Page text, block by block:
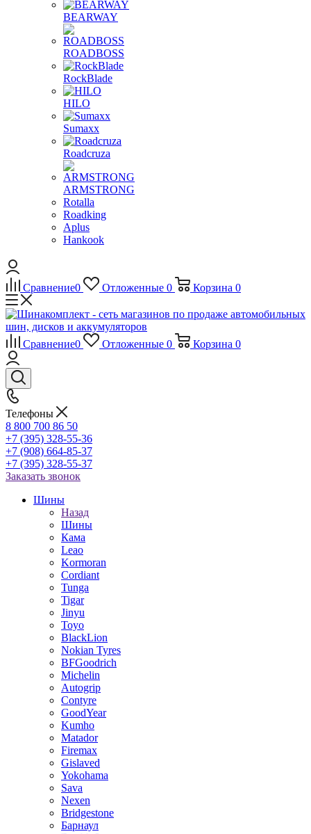
BEARWAY
ROADBOSS
RockBlade
HILO
Sumaxx
Roadcruza
ARMSTRONG
Rotalla
Roadking
Aplus
Hankook
Сравнение0 Отложенные 0 Корзина 0
Сравнение0 Отложенные 0 Корзина 0
Телефоны
8 800 700 86 50
+7 (395) 328-55-36
+7 (908) 664-85-37
+7 (395) 328-55-37
Заказать звонок
Шины
Назад
Шины
Кама
Leao
Kormoran
Cordiant
Tunga
Tigar
Jinyu
Toyo
BlackLion
Nokian Tyres
BFGoodrich
Michelin
Autogrip
Contyre
GoodYear
Kumho
Matador
Firemax
Gislaved
Yokohama
Sava
Nexen
Bridgestone
Барнаул